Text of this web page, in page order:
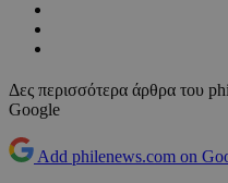
Δες περισσότερα άρθρα του
Google
Add philenews.com on